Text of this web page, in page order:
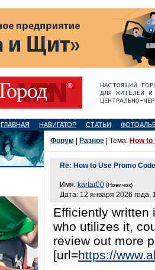
ГЛАВНАЯ НАВИГАТОР СТАТЬИ
Форум Разное | Тема: How
Re: How to Use Promo
Имя: kartar00 (Новичок)
Дата: 12 января 2026 года,
Efficiently written
who utilizes it,
review out more
[url=https://